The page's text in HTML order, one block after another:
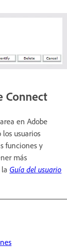
Connect
en Adobe
usuarios
funciones y
más
Guía del usuario